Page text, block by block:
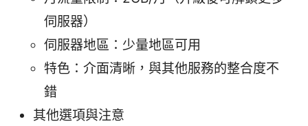
伺服器）
伺服器地區：少量地區可用
特色：介面清晰，與其他服務的整合度不
錯
其他選項與注意